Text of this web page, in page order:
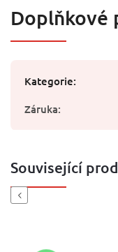
Doplňkové
Kategorie:
Záruka:
Související
Previous